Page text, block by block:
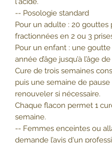
-- Posologie standard
Pour un adulte : 20 gouttes
fractionnées en 2 ou 3
Pour un enfant : une goutte
année d’âge jusqu’à l’âge de
Cure de trois semaines
puis une semaine de pause
renouveler si nécessaire.
Chaque flacon permet 1
semaine.
-- Femmes enceintes ou
demande l’avis d'un